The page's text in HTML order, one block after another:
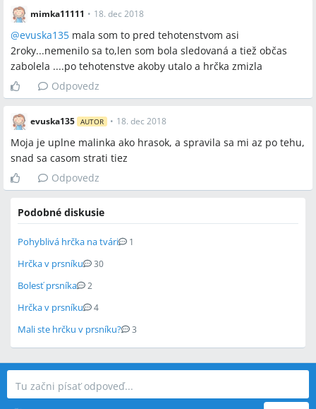
mimka11111 • 18. dec 2018
@evuska135 mala som to pred tehotenstvom asi
2roky...nemenilo sa to,len som bola sledovaná a tiež občas
zabolela ....po tehotenstve akoby utalo a hrčka zmizla
Odpovedz
evuska135 AUTOR • 18. dec 2018
Moja je uplne malinka ako hrasok, a spravila sa mi az po tehu,
snad sa casom strati tiez
Odpovedz
Podobné diskusie
Pohyblivá hrčka na tvári 1
Hrčka v prsníku 30
Bolesť prsníka 2
Hrčka v prsníku 4
Mali ste hrčku v prsníku? 3